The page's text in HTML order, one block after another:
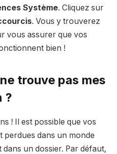
Système. Cliquez sur
. Vous y trouverez
vous assurer que vos
bien !
trouve pas mes
?
! Il est possible que vos
perdues dans un monde
un dossier. Par défaut,